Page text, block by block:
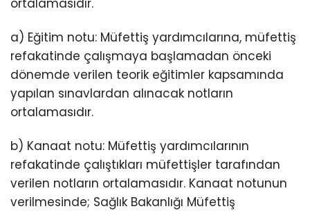
a) Eğitim notu: Müfettiş yardımcılarına, müfettiş
refakatinde çalışmaya başlamadan önceki
dönemde verilen teorik eğitimler kapsamında
yapılan sınavlardan alınacak notların
ortalamasıdır.
b) Kanaat notu: Müfettiş yardımcılarının
refakatinde çalıştıkları müfettişler tarafından
verilen notların ortalamasıdır. Kanaat notunun
verilmesinde; Sağlık Bakanlığı Müfettiş